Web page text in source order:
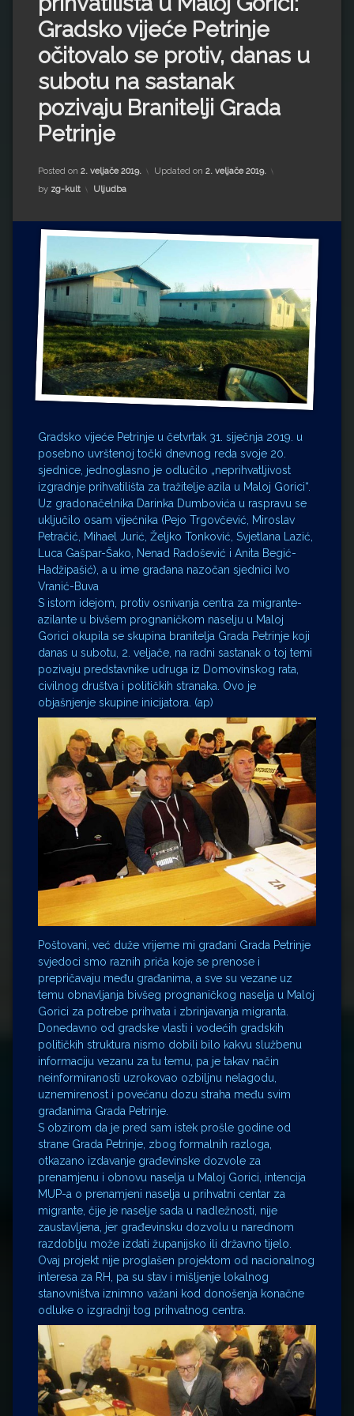
Impressum
Milenko Strižak
Drugi autori
Drugi autori
Matea Andrić
Ljiljana Lekanić-Kljaić
Mario Lovreković
Miroslav Šantek
Gradsko vijeće Petrinje
očitovalo se protiv, danas u
subotu na sastanak
pozivaju Branitelji Grada
Petrinje
Posted on 2. veljače 2019. Updated on 2. veljače 2019.
by zg-kult Kategorije:
Uljudba
Gradsko vijeće Petrinje u četvrtak 31. siječnja 2019. u
posebno uvrštenoj točki dnevnog reda svoje 20.
sjednice, jednoglasno je odlučilo „neprihvatljivost
izgradnje prihvatilišta za tražitelje azila u Maloj Gorici“.
Uz gradonačelnika Darinka Dumbovića u raspravu se
uključilo osam vijećnika (Pejo Trgovčević, Miroslav
Petračić, Mihael Jurić, Željko Tonković, Svjetlana Lazić,
Luca Gašpar-Šako, Nenad Radošević i Anita Begić-
Hadžipašić), a u ime građana nazočan sjednici Ivo
Vranić-Buva
S istom idejom, protiv osnivanja centra za migrante-
azilante u bivšem prognaničkom naselju u Maloj
Gorici okupila se skupina branitelja Grada Petrinje koji
danas u subotu, 2. veljače, na radni sastanak o toj temi
pozivaju predstavnike udruga iz Domovinskog rata,
civilnog društva i političkih stranaka. Ovo je
objašnjenje skupine inicijatora. (ap)
Poštovani, već duže vrijeme mi građani Grada Petrinje
svjedoci smo raznih priča koje se prenose i
prepričavaju među građanima, a sve su vezane uz
temu obnavljanja bivšeg prognaničkog naselja u Maloj
Gorici za potrebe prihvata i zbrinjavanja migranta.
Donedavno od gradske vlasti i vodećih gradskih
političkih struktura nismo dobili bilo kakvu službenu
informaciju vezanu za tu temu, pa je takav način
neinformiranosti uzrokovao ozbiljnu nelagodu,
uznemirenost i povećanu dozu straha među svim
građanima Grada Petrinje.
S obzirom da je pred sam istek prošle godine od
strane Grada Petrinje, zbog formalnih razloga,
otkazano izdavanje građevinske dozvole za
prenamjenu i obnovu naselja u Maloj Gorici, intencija
MUP-a o prenamjeni naselja u prihvatni centar za
migrante, čije je naselje sada u nadležnosti, nije
zaustavljena, jer građevinsku dozvolu u narednom
razdoblju može izdati županijsko ili državno tijelo.
Ovaj projekt nije proglašen projektom od nacionalnog
interesa za RH, pa su stav i mišljenje lokalnog
stanovništva iznimno važani kod donošenja konačne
odluke o izgradnji tog prihvatnog centra.